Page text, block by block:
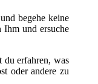
begehe keine
und ersuche
du erfahren, was
oder andere zu